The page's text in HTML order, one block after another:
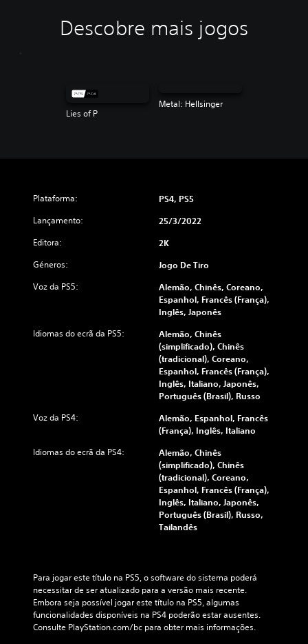
Descobre mais jogos
Lies of P
Metal: Hellsinger
Plataforma: PS4, PS5
Lançamento: 25/3/2022
Editora: 2K
Géneros: Jogo De Tiro
Voz da PS5:
Alemão, Chinês, Coreano,
Espanhol, Francês (França),
Inglês, Japonês
Idiomas do ecrã da PS5:
Alemão, Chinês
(simplificado), Chinês
(tradicional), Coreano,
Espanhol, Francês (França),
Inglês, Italiano, Japonês,
Português (Brasil), Russo
Voz da PS4:
Alemão, Espanhol, Francês
(França), Inglês, Italiano
Idiomas do ecrã da PS4:
Alemão, Chinês
(simplificado), Chinês
(tradicional), Coreano,
Espanhol, Francês (França),
Inglês, Italiano, Japonês,
Português (Brasil), Russo,
Tailandês
Para jogar este título na PS5, o software do sistema poderá
necessitar de ser atualizado para a versão mais recente.
Embora seja possível jogar este título na PS5, algumas
funcionalidades disponíveis na PS4 poderão estar ausentes.
Consulte PlayStation.com/bc para obter mais informações.